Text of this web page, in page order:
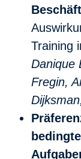
Training
Danique
Fregin,